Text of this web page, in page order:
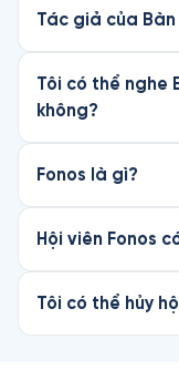
Tác giả của Bàn
Tôi có thể nghe
không?
Fonos là gì?
Hội viên Fonos
Tôi có thể hủy